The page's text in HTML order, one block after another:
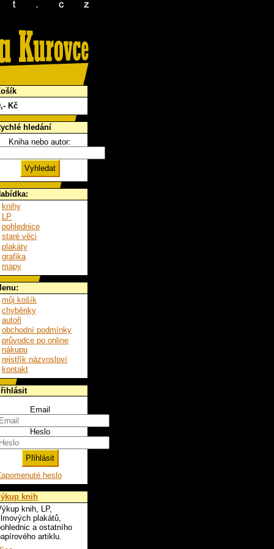
,- Kč
hledání
Kniha nebo autor:
knihy
LP
pohlednice
staré věci
plakáty
grafika
mapy
můj košík
chyběnky
autoři
obchodní podmínky
průvodce po online
nákupu
rejstřík názvosloví
kontakt
Email
Heslo
heslo
knih
knih, LP,
plakátů,
a ostatního
artiklu.